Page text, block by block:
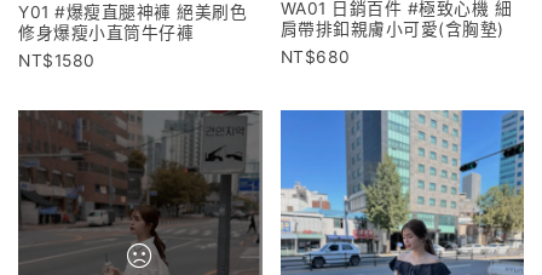
Y01 #爆瘦直腿神褲 絕美刷色
修身爆瘦小直筒牛仔褲
1580
WA01 日銷百件 #極致心機 細
肩帶排釦親膚小可愛(含胸墊)
680